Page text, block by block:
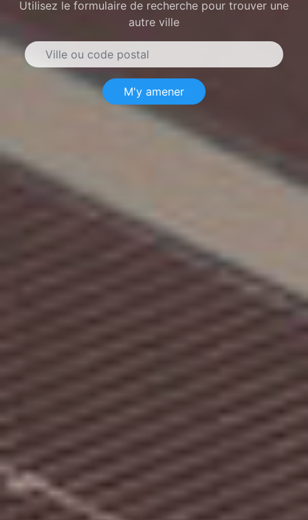
Utilisez le formulaire de recherche pour trouver une
autre ville
M'y amener